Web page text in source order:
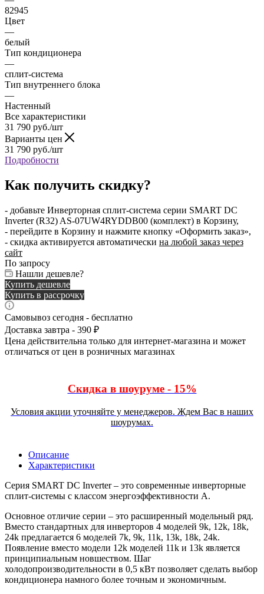
82945
Цвет
—
белый
Тип кондиционера
—
сплит-система
Тип внутреннего блока
—
Настенный
Все характеристики
31 790 руб./шт
Варианты цен
31 790 руб./шт
Подробности
Как получить скидку?
- добавьте Инверторная сплит-система серии SMART DC
Inverter (R32) AS-07UW4RYDDB00 (комплект) в Корзину,
- перейдите в Корзину и нажмите кнопку «Оформить заказ»,
- скидка активируется автоматически на любой заказ через
сайт
По запросу
Нашли дешевле?
Купить дешевле
Купить в рассрочку
Самовывоз сегодня - бесплатно
Доставка завтра - 390 ₽
Цена действительна только для интернет-магазина и может
отличаться от цен в розничных магазинах
Скидка в шоуруме - 15%
Условия акции уточняйте у менеджеров. Ждем Вас в наших
шоурумах.
Описание
Характеристики
Серия SMART DC Inverter – это современные инверторные
сплит-системы с классом энергоэффективности А.
Основное отличие серии – это расширенный модельный ряд.
Вместо стандартных для инверторов 4 моделей 9k, 12k, 18k,
24k предлагается 6 моделей 7k, 9k, 11k, 13k, 18k, 24k.
Появление вместо модели 12k моделей 11k и 13k является
принципиальным новшеством. Шаг
холодопроизводительности в 0,5 кВт позволяет сделать выбор
кондиционера намного более точным и экономичным.